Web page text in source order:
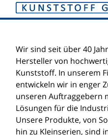
Wir sind seit über 40
Hersteller von
Kunststoff. In unserem
entwickeln wir in enger
unseren Auftraggebern
Lösungen für die
Unsere Produkte, von
hin zu Kleinserien, sind